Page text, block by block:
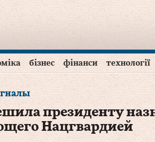
бізнес фінанси технології
президенту
Нацгвардией